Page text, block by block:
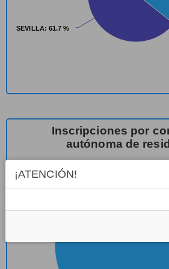
SEVILLA: 61.7 %
SEVILLA: 61.7 %
Inscripciones por
autónoma de
¡ATENCIÓN!